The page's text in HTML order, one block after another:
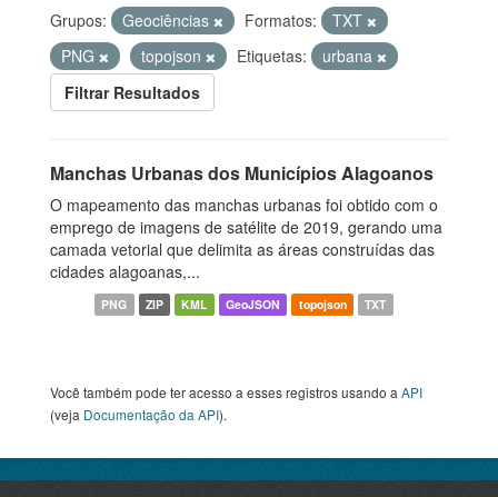
Grupos:
Geociências Formatos:
TXT
PNG
topojson Etiquetas:
urbana
Filtrar Resultados
Manchas Urbanas dos Municípios Alagoanos
O mapeamento das manchas urbanas foi obtido com o
emprego de imagens de satélite de 2019, gerando uma
camada vetorial que delimita as áreas construídas das
cidades alagoanas,...
PNG ZIP KML GeoJSON topojson TXT
Você também pode ter acesso a esses registros usando a API
(veja Documentação da API).